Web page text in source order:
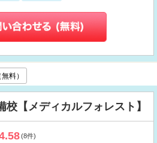
料）
校【メディカルフォレスト】
(8件)